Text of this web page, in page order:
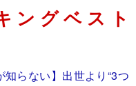
グベスト
知らない】出世より“3つ